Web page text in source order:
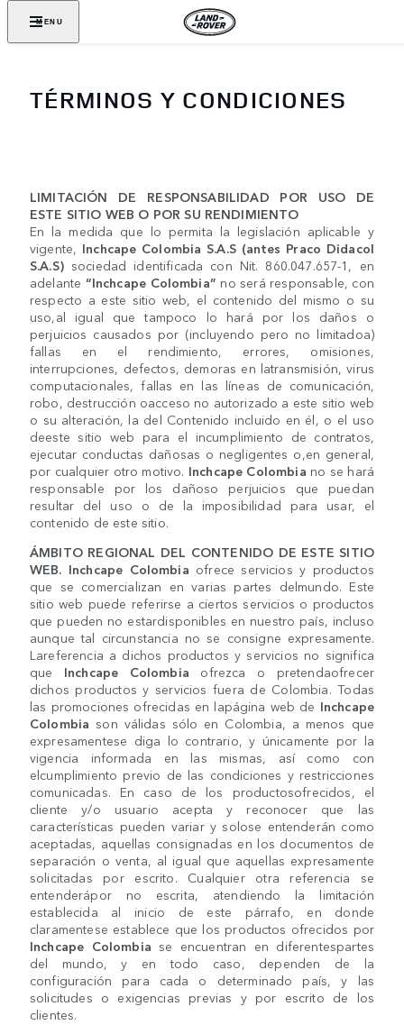
MENU
TÉRMINOS Y CONDICIONES
LIMITACIÓN DE RESPONSABILIDAD POR USO DE
ESTE SITIO WEB O POR SU RENDIMIENTO
En la medida que lo permita la legislación aplicable y
vigente, Inchcape Colombia S.A.S (antes Praco Didacol
S.A.S)sociedad identificada con Nit. 860.047.657-1, en
adelante “Inchcape Colombia” no será responsable, con
respecto a este sitio web, el contenido del mismo o su
uso,al igual que tampoco lo hará por los daños o
perjuicios causados por (incluyendo pero no limitadoa)
fallas en el rendimiento, errores, omisiones,
interrupciones, defectos, demoras en latransmisión, virus
computacionales, fallas en las líneas de comunicación,
robo, destrucción oacceso no autorizado a este sitio web
o su alteración, la del Contenido incluido en él, o el uso
deeste sitio web para el incumplimiento de contratos,
ejecutar conductas dañosas o negligentes o,en general,
por cualquier otro motivo. Inchcape Colombia no se hará
responsable por los dañoso perjuicios que puedan
resultar del uso o de la imposibilidad para usar, el
contenido de este sitio.
ÁMBITO REGIONAL DEL CONTENIDO DE ESTE SITIO
WEB. Inchcape Colombia ofrece servicios y productos
que se comercializan en varias partes delmundo. Este
sitio web puede referirse a ciertos servicios o productos
que pueden no estardisponibles en nuestro país, incluso
aunque tal circunstancia no se consigne expresamente.
Lareferencia a dichos productos y servicios no significa
que Inchcape Colombia ofrezca o pretendaofrecer
dichos productos y servicios fuera de Colombia. Todas
las promociones ofrecidas en lapágina web de Inchcape
Colombia son válidas sólo en Colombia, a menos que
expresamentese diga lo contrario, y únicamente por la
vigencia informada en las mismas, así como con
elcumplimiento previo de las condiciones y restricciones
comunicadas. En caso de los productosofrecidos, el
cliente y/o usuario acepta y reconocer que las
características pueden variar y solose entenderán como
aceptadas, aquellas consignadas en los documentos de
separación o venta, al igual que aquellas expresamente
solicitadas por escrito. Cualquier otra referencia se
entenderápor no escrita, atendiendo la limitación
establecida al inicio de este párrafo, en donde
claramentese establece que los productos ofrecidos por
Inchcape Colombia se encuentran en diferentespartes
del mundo, y en todo caso, dependen de la
configuración para cada o determinado país, y las
solicitudes o exigencias previas y por escrito de los
clientes.